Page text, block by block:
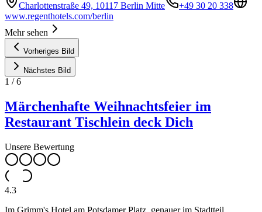
Charlottenstraße 49, 10117 Berlin Mitte
+49 30 20 338
www.regenthotels.com/berlin
Mehr sehen
Vorheriges Bild
Nächstes Bild
1 /6
Märchenhafte Weihnachtsfeier im
Restaurant Tischlein deck Dich
Unsere Bewertung
4.3
Im Grimm's Hotel am Potsdamer Platz, genauer im Stadtteil